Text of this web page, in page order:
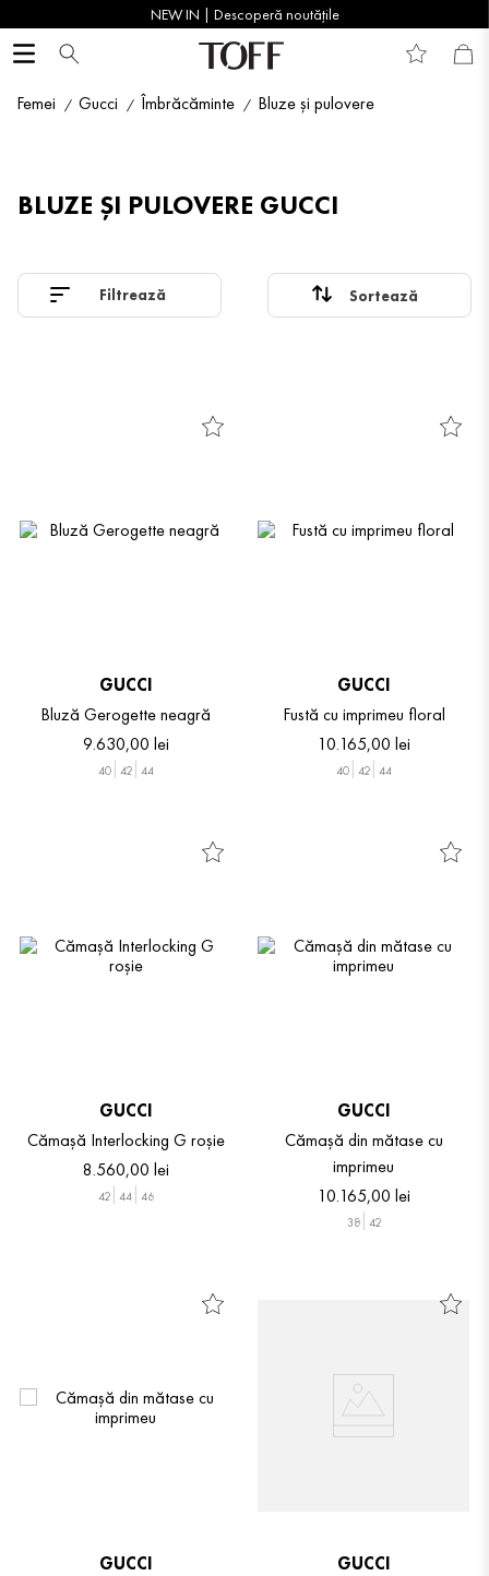
NEW IN | Descoperă noutățile
Femei Gucci Îmbrăcăminte Bluze și pulovere
BLUZE ȘI PULOVERE GUCCI
Filtrează
GUCCI
Bluză Gerogette neagră
9.630,00 lei
40 42 44
GUCCI
Fustă cu imprimeu floral
10.165,00 lei
40 42 44
GUCCI
Cămașă Interlocking G roșie
8.560,00 lei
42 44 46
GUCCI
Cămașă din mătase cu
imprimeu
10.165,00 lei
38 42
GUCCI
GUCCI